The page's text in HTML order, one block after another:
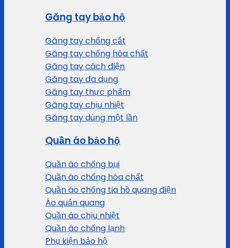
Găng tay bảo hộ
Găng tay chống cắt
Găng tay chống hóa chất
Găng tay cách điện
Găng tay đa dụng
Găng tay thực phẩm
Găng tay chịu nhiệt
Găng tay dùng một lần
Quần áo bảo hộ
Quần áo chống bụi
Quần áo chống hóa chất
Quần áo chống tia hồ quang điện
Áo quản quang
Quần áo chịu nhiệt
Quần áo chống lạnh
Phụ kiện bảo hộ